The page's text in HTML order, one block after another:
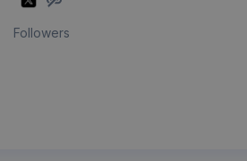
Followers